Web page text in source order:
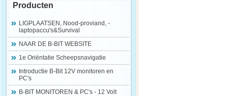
Producten
LIGPLAATSEN, Nood-proviand, -
laptopaccu's&Survival
NAAR DE B-BIT WEBSITE
1e Oriëntatie Scheepsnavigatie
Introductie B-Bit 12V monitoren en
PC's
B-BIT MONITOREN & PC's - 12 Volt